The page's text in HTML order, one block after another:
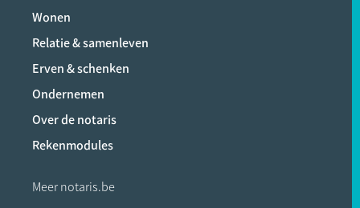
Wonen
Relatie & samenleven
Erven & schenken
Ondernemen
Over de notaris
Rekenmodules
Meer notaris.be